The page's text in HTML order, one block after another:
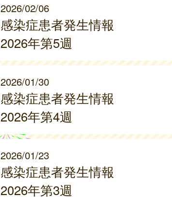
2026/02/06
感染症患者発生情報
2026年第5週
2026/01/30
感染症患者発生情報
2026年第4週
2026/01/23
感染症患者発生情報
2026年第3週